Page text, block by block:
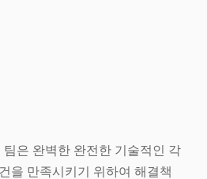
팀은 완벽한 완전한 기술적인 각
을 만족시키기 위하여 해결책